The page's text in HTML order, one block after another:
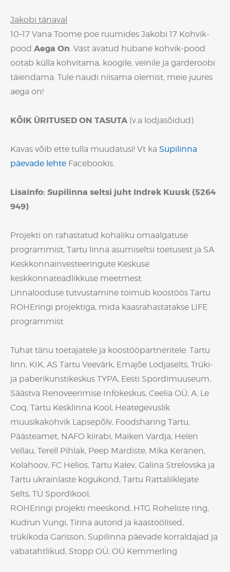
Jakobi tänaval
10–17 Vana Toome poe ruumides Jakobi 17 Kohvik-
pood Aega On. Vast avatud hubane kohvik-pood
ootab külla kohvitama, koogile, veinile ja garderoobi
täiendama. Tule naudi niisama olemist, meie juures
aega on!
KÕIK ÜRITUSED ON TASUTA (v.a lodjasõidud)
Kavas võib ette tulla muudatusi! Vt ka Supilinna
päevade lehte Facebookis.
Lisainfo: Supilinna seltsi juht Indrek Kuusk (5264
949)
Projekti on rahastatud kohaliku omaalgatuse
programmist, Tartu linna asumiseltsi toetusest ja SA
Keskkonnainvesteeringute Keskuse
keskkonnateadlikkuse meetmest.
Linnalooduse tutvustamine toimub koostöös Tartu
ROHEringi projektiga, mida kaasrahastatakse LIFE
programmist.
Tuhat tänu toetajatele ja koostööpartneritele: Tartu
linn, KIK, AS Tartu Veevärk, Emajõe Lodjaselts, Trüki-
ja paberikunstikeskus TYPA, Eesti Spordimuuseum,
Säästva Renoveerimise Infokeskus, Ceelia OÜ, A. Le
Coq, Tartu Kesklinna Kool, Heategevuslik
muusikakohvik Lapsepõlv, Foodsharing Tartu,
Päästeamet, NAFO kiirabi, Maiken Vardja, Helen
Vellau, Terell Pihlak, Peep Mardiste, Mika Keränen,
Kolahoov, FC Helios, Tartu Kalev, Galina Strelovska ja
Tartu ukrainlaste kogukond, Tartu Rattaliiklejate
Selts, TÜ Spordikool,
ROHEringi projekti meeskond, HTG Roheliste ring,
Kudrun Vungi, Tirina autorid ja kaastöölised,
trükikoda Garisson, Supilinna päevade korraldajad ja
vabatahtlikud, Stopp OÜ, OÜ Kemmerling